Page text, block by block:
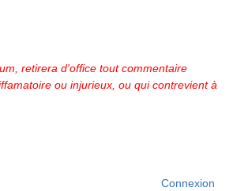
retirera d'office tout commentaire
ou injurieux, ou qui contrevient à
Connexion